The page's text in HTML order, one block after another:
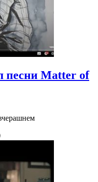
песни Matter of